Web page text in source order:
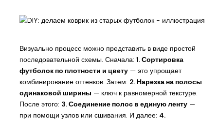
Визуально процесс можно представить в виде простой
последовательной схемы. Сначала: 1. Сортировка
футболок по плотности и цвету— это упрощает
комбинирование оттенков. Затем: 2. Нарезка на полосы
одинаковой ширины — ключ к равномерной текстуре.
После этого: 3. Соединение полос в единую ленту—
при помощи узлов или сшивания. И далее: 4.